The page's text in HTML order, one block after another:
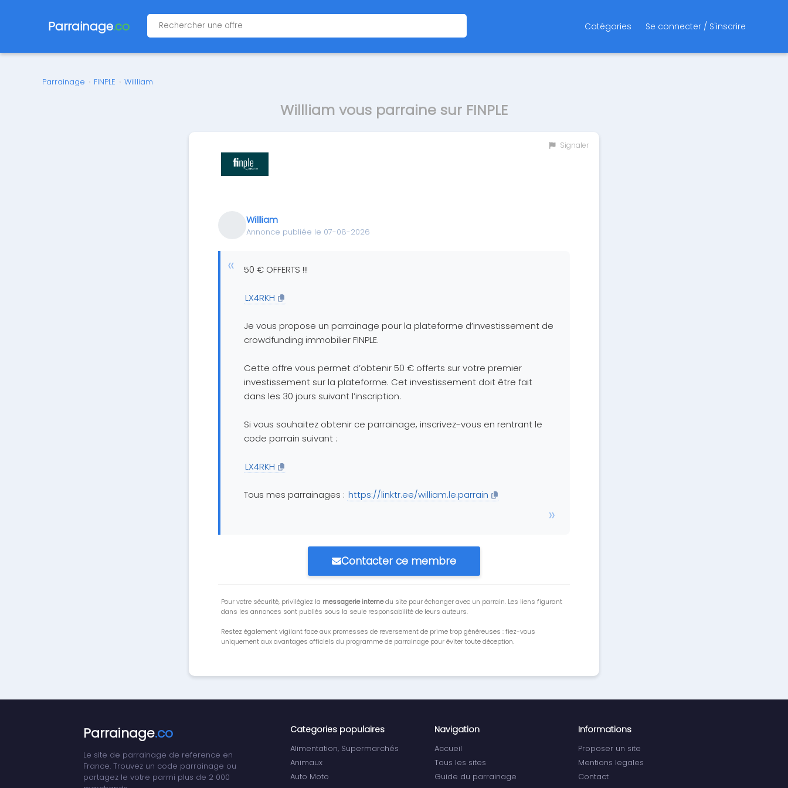
Parrainage.co Catégories Se connecter / S'inscrire
Parrainage › FINPLE › Willliam
Willliam vous parraine sur FINPLE
Signaler
Willliam
Annonce publiée le 07-08-2026
50 € OFFERTS !!!
LX4RKH
Je vous propose un parrainage pour la plateforme d’investissement de
crowdfunding immobilier FINPLE.
Cette offre vous permet d’obtenir 50 € offerts sur votre premier
investissement sur la plateforme. Cet investissement doit être fait
dans les 30 jours suivant l’inscription.
Si vous souhaitez obtenir ce parrainage, inscrivez-vous en rentrant le
code parrain suivant :
LX4RKH
Tous mes parrainages : https://linktr.ee/william.le.parrain
Contacter ce membre
Pour votre sécurité, privilégiez la messagerie internedu site pour échanger avec un parrain. Les liens figurant
dans les annonces sont publiés sous la seule responsabilité de leurs auteurs.
Restez également vigilant face aux promesses de reversement de prime trop généreuses : fiez-vous
uniquement aux avantages officiels du programme de parrainage pour éviter toute déception.
Parrainage.co
Le site de parrainage de reference en
France. Trouvez un code parrainage ou
partagez le votre parmi plus de 2 000
Categories populaires
Alimentation, Supermarchés
Animaux
Auto Moto
Navigation
Accueil
Tous les sites
Guide du parrainage
Informations
Proposer un site
Mentions legales
Contact